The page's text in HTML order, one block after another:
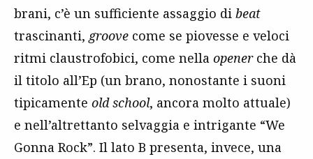
brani, c’è un sufficiente assaggio di beat
trascinanti, groove come se piovesse e veloci
ritmi claustrofobici, come nella openerche dà
il titolo all’Ep (un brano, nonostante i suoni
tipicamente old school, ancora molto attuale)
e nell’altrettanto selvaggia e intrigante “We
Gonna Rock”. Il lato B presenta, invece, una